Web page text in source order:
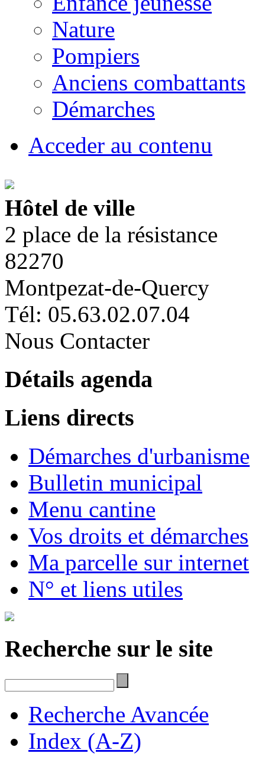
Nature
Pompiers
Anciens combattants
Démarches
Acceder au contenu
Hôtel de ville
2 place de la résistance
82270
Montpezat-de-Quercy
Tél: 05.63.02.07.04
Nous Contacter
Détails agenda
Liens directs
Démarches d'urbanisme
Bulletin municipal
Menu cantine
Vos droits et démarches
Ma parcelle sur internet
N° et liens utiles
Recherche sur le site
Recherche Avancée
Index (A-Z)